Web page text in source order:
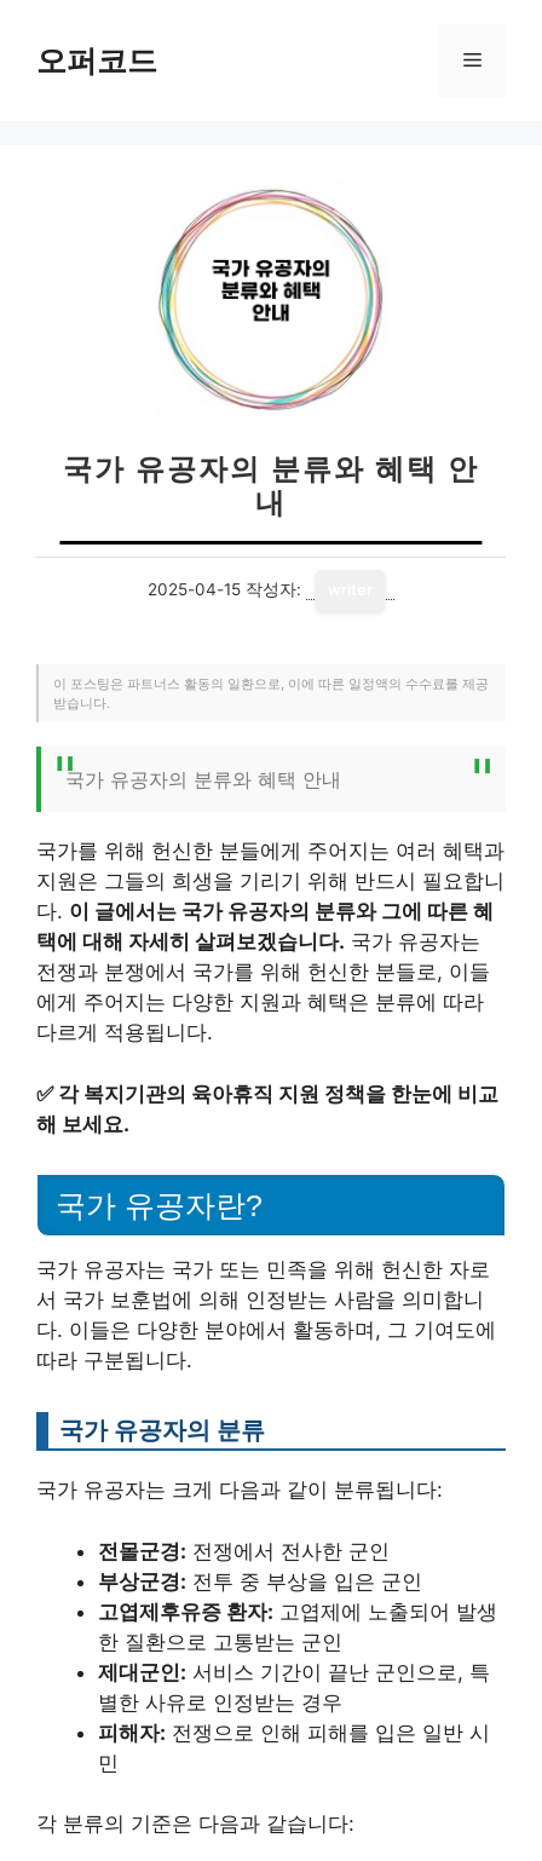
오퍼코드 메
국가 유공자의 분류와 혜택 안
내
2025-04-15 작성자:
이 포스팅은 파트너스 활동의 일환으로, 이에 따른 일정액의 수수료를 제공
받습니다.
국가 유공자의 분류와 혜택 안내
국가를 위해 헌신한 분들에게 주어지는 여러 혜택과
지원은 그들의 희생을 기리기 위해 반드시 필요합니
다. 이 글에서는 국가 유공자의 분류와 그에 따른 혜
택에 대해 자세히 살펴보겠습니다. 국가 유공자는
전쟁과 분쟁에서 국가를 위해 헌신한 분들로, 이들
에게 주어지는 다양한 지원과 혜택은 분류에 따라
다르게 적용됩니다.
✅ 각 복지기관의 육아휴직 지원 정책을 한눈에 비교
해 보세요.
국가 유공자란?
국가 유공자는 국가 또는 민족을 위해 헌신한 자로
서 국가 보훈법에 의해 인정받는 사람을 의미합니
다. 이들은 다양한 분야에서 활동하며, 그 기여도에
따라 구분됩니다.
국가 유공자의 분류
국가 유공자는 크게 다음과 같이 분류됩니다:
전몰군경: 전쟁에서 전사한 군인
부상군경: 전투 중 부상을 입은 군인
고엽제후유증 환자: 고엽제에 노출되어 발생
한 질환으로 고통받는 군인
제대군인: 서비스 기간이 끝난 군인으로, 특
별한 사유로 인정받는 경우
피해자: 전쟁으로 인해 피해를 입은 일반 시
민
각 분류의 기준은 다음과 같습니다: